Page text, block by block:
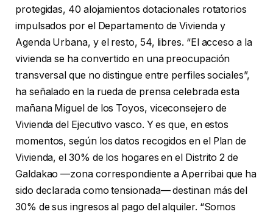
protegidas, 40 alojamientos dotacionales rotatorios
impulsados por el Departamento de Vivienda y
Agenda Urbana, y el resto, 54, libres. “El acceso a la
vivienda se ha convertido en una preocupación
transversal que no distingue entre perfiles sociales”,
ha señalado en la rueda de prensa celebrada esta
mañana Miguel de los Toyos, viceconsejero de
Vivienda del Ejecutivo vasco. Y es que, en estos
momentos, según los datos recogidos en el Plan de
Vivienda, el 30% de los hogares en el Distrito 2 de
Galdakao —zona correspondiente a Aperribai que ha
sido declarada como tensionada— destinan más del
30% de sus ingresos al pago del alquiler. “Somos